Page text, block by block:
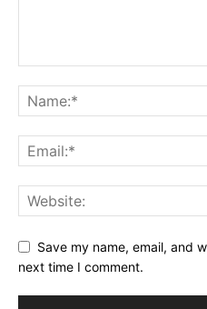
Save my name, email, and
next time I comment.